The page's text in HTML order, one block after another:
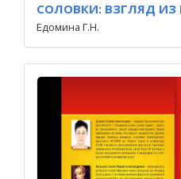
СОЛОВКИ: ВЗГЛЯД
Едомина Г.Н.